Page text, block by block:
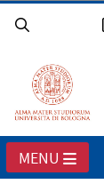
MENU